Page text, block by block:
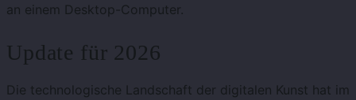
an einem Desktop-Computer.
Update für 2026
Die technologische Landschaft der digitalen Kunst hat im